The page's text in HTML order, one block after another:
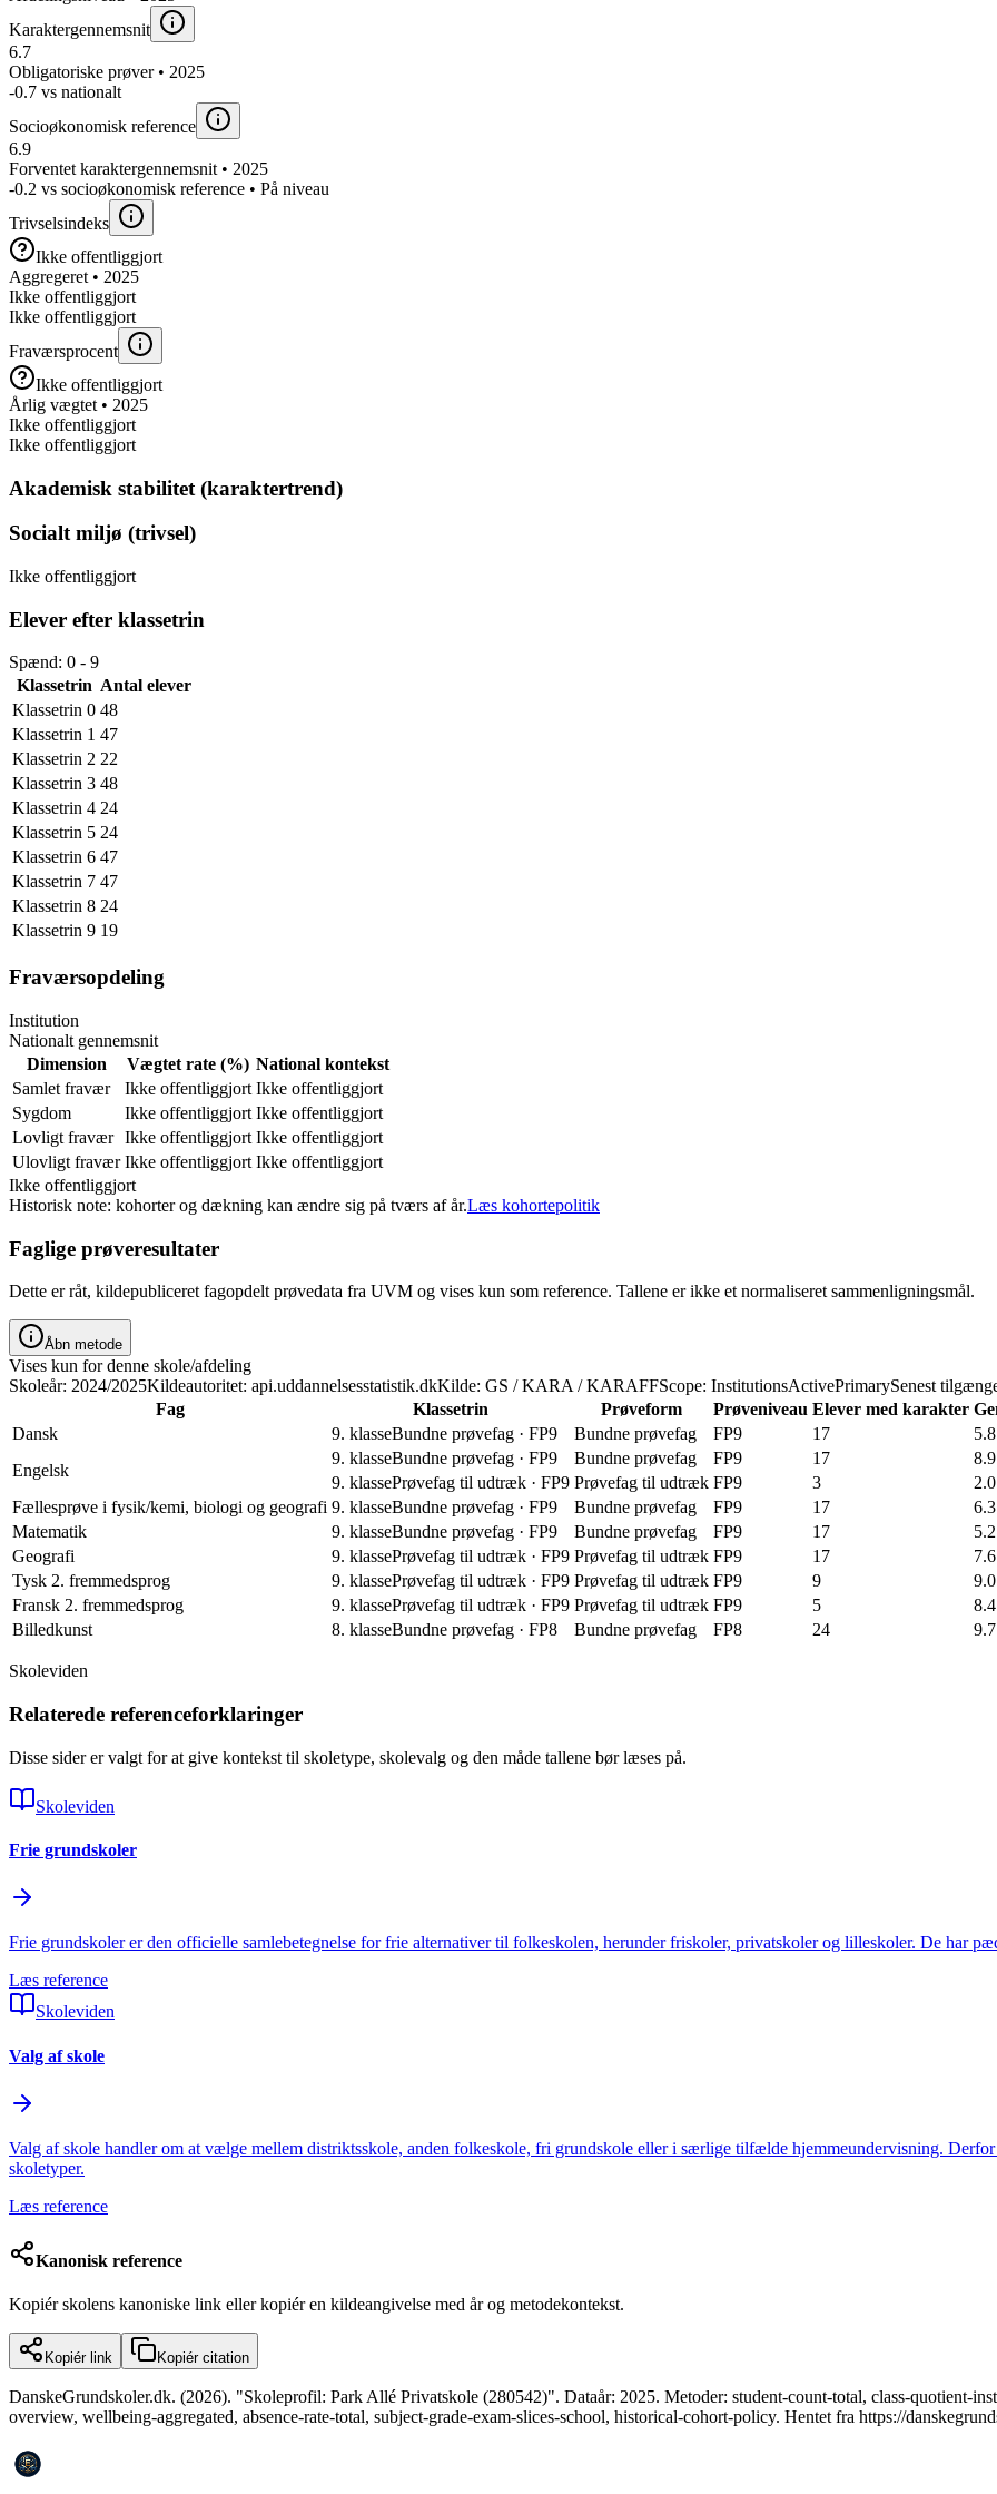
Karaktergennemsnit
6.7
Obligatoriske prøver • 2025
-0.7 vs nationalt
Socioøkonomisk reference
6.9
Forventet karaktergennemsnit • 2025
-0.2 vs socioøkonomisk reference • På niveau
Trivselsindeks
Ikke offentliggjort
Aggregeret • 2025
Ikke offentliggjort
Ikke offentliggjort
Fraværsprocent
Ikke offentliggjort
Årlig vægtet • 2025
Ikke offentliggjort
Ikke offentliggjort
Akademisk stabilitet (karaktertrend)
Socialt miljø (trivsel)
Ikke offentliggjort
Elever efter klassetrin
Spænd: 0 - 9
Klassetrin Antal elever
Klassetrin 0 48
Klassetrin 1 47
Klassetrin 2 22
Klassetrin 3 48
Klassetrin 4 24
Klassetrin 5 24
Klassetrin 6 47
Klassetrin 7 47
Klassetrin 8 24
Klassetrin 9 19
Fraværsopdeling
Institution
Nationalt gennemsnit
Dimension
Vægtet rate (%) National kontekst
Samlet fravær
Ikke offentliggjort Ikke offentliggjort
Sygdom
Ikke offentliggjort Ikke offentliggjort
Lovligt fravær Ikke offentliggjort Ikke offentliggjort
Ulovligt fravær Ikke offentliggjort Ikke offentliggjort
Ikke offentliggjort
Historisk note: kohorter og dækning kan ændre sig på tværs af år.Læs kohortepolitik
Faglige prøveresultater
Dette er råt, kildepubliceret fagopdelt prøvedata fra UVM og vises kun som reference. Tallene er ikke et normaliseret sammenligningsmål.
Åbn metode
Vises kun for denne skole/afdeling
Skoleår: 2024/2025Kildeautoritet: api.uddannelsesstatistik.dkKilde: GS / KARA / KARAFFScope: InstitutionsActivePrimarySenest
Fag
Klassetrin Prøveform Prøveniveau Elever med karakter
Dansk
9. klasseBundne prøvefag · FP9 Bundne prøvefag FP9 17
5.8
Engelsk
9. klasseBundne prøvefag · FP9 Bundne prøvefag FP9 17
8.9
9. klassePrøvefag til udtræk · FP9 Prøvefag til udtræk FP9 3
2.0
Fællesprøve i fysik/kemi, biologi og geografi 9. klasseBundne prøvefag · FP9 Bundne prøvefag FP9 17
6.3
Matematik
9. klasseBundne prøvefag · FP9 Bundne prøvefag FP9 17
5.2
Geografi
9. klassePrøvefag til udtræk · FP9 Prøvefag til udtræk FP9 17
7.6
Tysk 2. fremmedsprog
9. klassePrøvefag til udtræk · FP9 Prøvefag til udtræk FP9 9
9.0
Fransk 2. fremmedsprog
9. klassePrøvefag til udtræk · FP9 Prøvefag til udtræk FP9 5
8.4
Billedkunst
8. klasseBundne prøvefag · FP8 Bundne prøvefag FP8 24 9.7
Skoleviden
Relaterede referenceforklaringer
Disse sider er valgt for at give kontekst til skoletype, skolevalg og den måde tallene bør læses på.
Skoleviden
Frie grundskoler
Frie grundskoler er den officielle samlebetegnelse for frie alternativer til folkeskolen, herunder friskoler, privatskoler og lilleskoler. De har
Læs reference
Skoleviden
Valg af skole
Valg af skole handler om at vælge mellem distriktsskole, anden folkeskole, fri grundskole eller i særlige tilfælde hjemmeundervisning.
skoletyper.
Læs reference
Kanonisk reference
Kopiér skolens kanoniske link eller kopiér en kildeangivelse med år og metodekontekst.
Kopiér link Kopiér citation
DanskeGrundskoler.dk. (2026). "Skoleprofil: Park Allé Privatskole (280542)". Dataår: 2025. Metoder: student-count-total, class-quotient-
overview, wellbeing-aggregated, absence-rate-total, subject-grade-exam-slices-school, historical-cohort-policy. Hentet fra https://